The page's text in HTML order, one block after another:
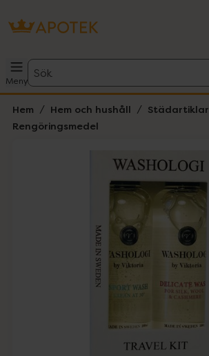
Meny
Sök
Hem Hem och hushåll
Städartiklar
Rengöringsmedel
Lista: . Innehåller 2 objekt.